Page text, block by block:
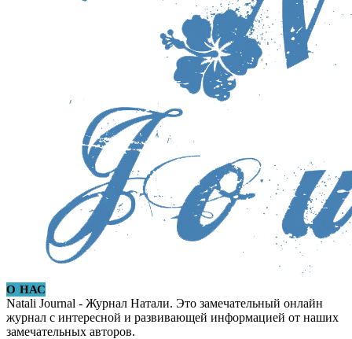
О НАС
Natali Journal - Журнал Натали. Это замечательный онлайн
журнал с интересной и развивающей информацией от наших
замечательных авторов.